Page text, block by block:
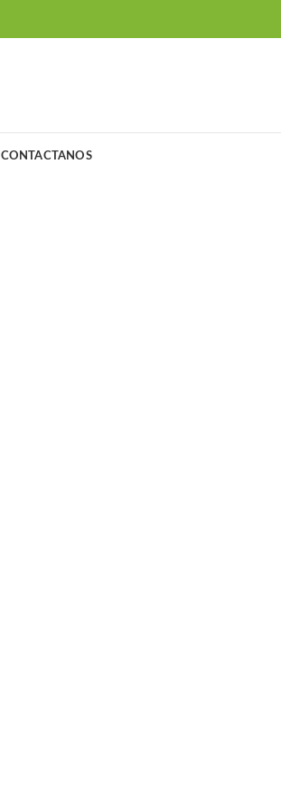
CONTACTANOS